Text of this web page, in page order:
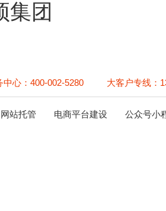
集团
心： 400-002-5280 大客户专线：
网站托管 电商平台建设 公众号小
营销方法
，做网络营销要想成功，不需要每一种网
用的7种网络营销方法。